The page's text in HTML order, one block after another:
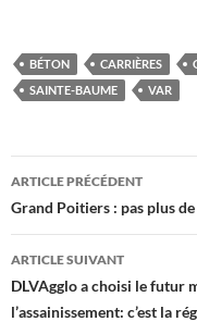
BÉTON CARRIÈRES
SAINTE-BAUME
VAR
Navigation
des
articles
ARTICLE PRÉCÉDENT
Grand Poitiers : pas plus
ARTICLE SUIVANT
DLVAgglo a choisi le futur
l’assainissement: c’est la